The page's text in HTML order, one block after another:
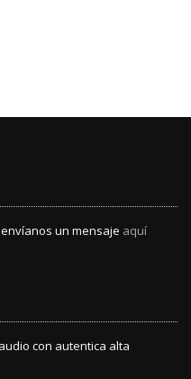
un mensaje aquí
con autentica alta